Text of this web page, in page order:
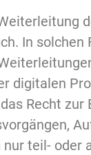
In
digitalen
Recht
teil- oder